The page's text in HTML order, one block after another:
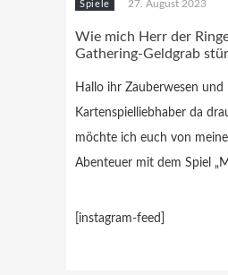
Spiele 27. August 2023
Wie mich Herr der
Gathering-Geldgrab
Hallo ihr Zauberwesen und
Kartenspielliebhaber da
möchte ich euch von
Abenteuer mit dem Spiel
[instagram-feed]